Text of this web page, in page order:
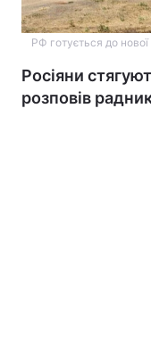
РФ готується до
Росіяни
розповів